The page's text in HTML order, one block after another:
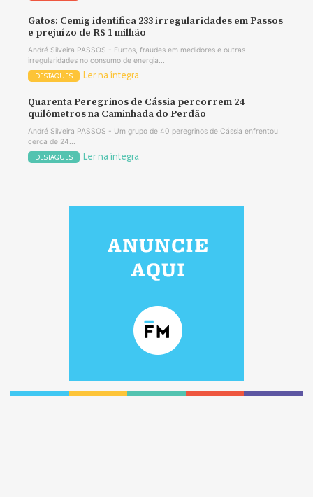
Gatos: Cemig identifica 233 irregularidades em Passos
e prejuízo de R$ 1 milhão
André Silveira PASSOS - Furtos, fraudes em medidores e outras
irregularidades no consumo de energia...
DESTAQUES Ler na íntegra
Quarenta Peregrinos de Cássia percorrem 24
quilômetros na Caminhada do Perdão
André Silveira PASSOS - Um grupo de 40 peregrinos de Cássia enfrentou
cerca de 24...
DESTAQUES Ler na íntegra